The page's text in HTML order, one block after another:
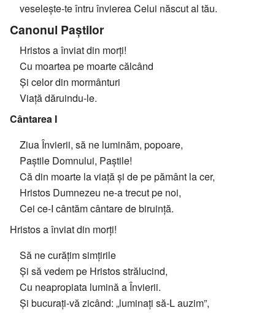
veselește-te întru învierea Celui născut al tău.
Canonul Paștilor
Hristos a înviat din morți!
Cu moartea pe moarte călcând
Și celor din mormânturi
Viață dăruindu-le.
Cântarea I
Ziua Învierii, să ne luminăm, popoare,
Paștile Domnului, Paștile!
Că din moarte la viață și de pe pământ la cer,
Hristos Dumnezeu ne-a trecut pe noi,
Cei ce-I cântăm cântare de biruință.
Hristos a înviat din morți!
Să ne curățim simțirile
Și să vedem pe Hristos strălucind,
Cu neapropiata lumină a Învierii.
Și bucurați-vă zicând: „luminați să-L auzim”,